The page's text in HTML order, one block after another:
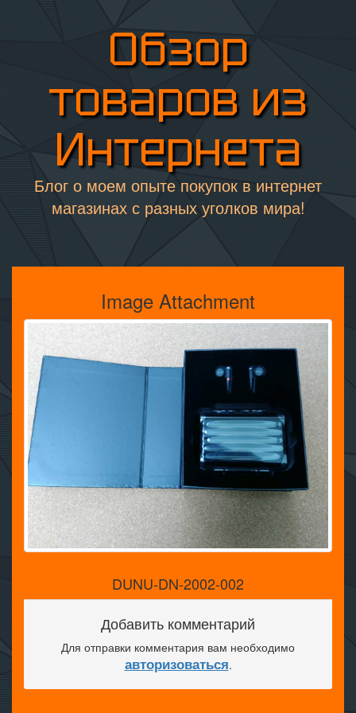
Обзор
товаров из
Интернета
Блог о моем опыте покупок в интернет
магазинах с разных уголков мира!
Image Attachment
DUNU-DN-2002-002
Добавить комментарий
Для отправки комментария вам необходимо
авторизоваться.